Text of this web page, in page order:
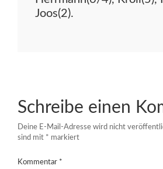
Joos(2).
Schreibe einen
Deine E-Mail-Adresse wird nicht
sind mit * markiert
Kommentar *